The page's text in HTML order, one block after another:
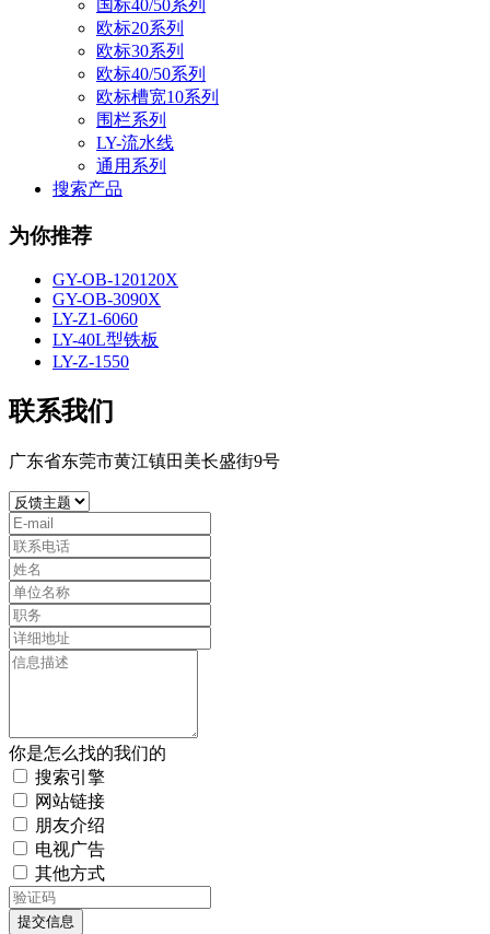
国标40/50系列
欧标20系列
欧标30系列
欧标40/50系列
欧标槽宽10系列
围栏系列
LY-流水线
通用系列
搜索产品
为你推荐
GY-OB-120120X
GY-OB-3090X
LY-Z1-6060
LY-40L型铁板
LY-Z-1550
联系我们
广东省东莞市黄江镇田美长盛街9号
你是怎么找的我们的
搜索引擎
网站链接
朋友介绍
电视广告
其他方式
提交信息